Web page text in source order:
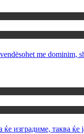
me dominim,
изградиме, таква ќе